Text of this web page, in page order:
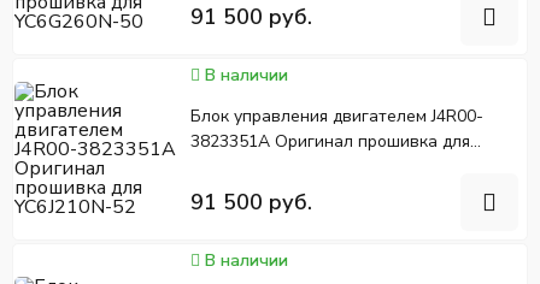
91 500 руб.
В наличии
Блок управления двигателем J4R00-
3823351A Оригинал прошивка для
91 500 руб.
В наличии